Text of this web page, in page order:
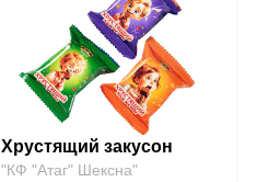
Хрустящий закусон
"КФ "Атаг" Шексна"